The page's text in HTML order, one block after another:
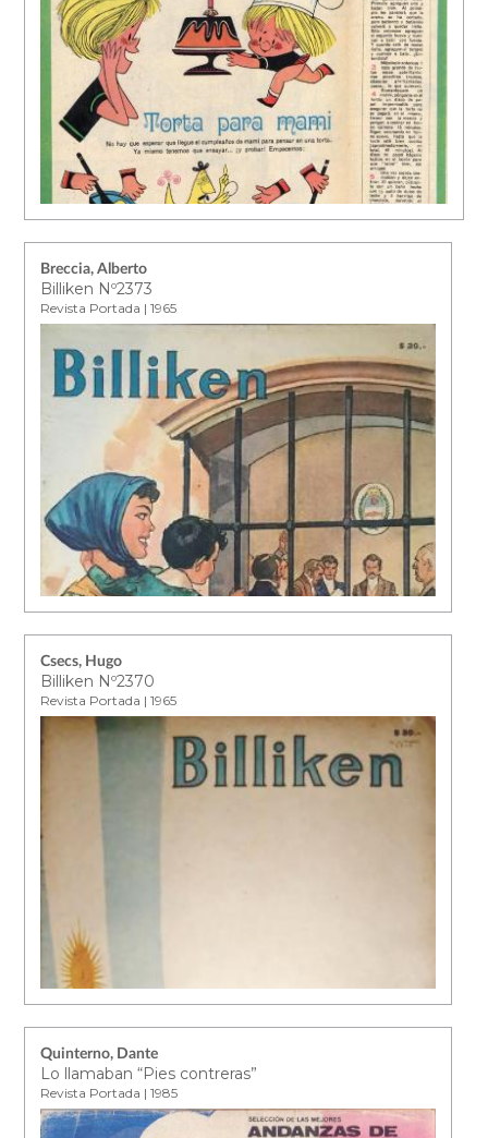
Breccia, Alberto
Billiken Nº2373
Revista Portada | 1965
Csecs, Hugo
Billiken Nº2370
Revista Portada | 1965
Quinterno, Dante
Lo llamaban “Pies contreras”
Revista Portada | 1985